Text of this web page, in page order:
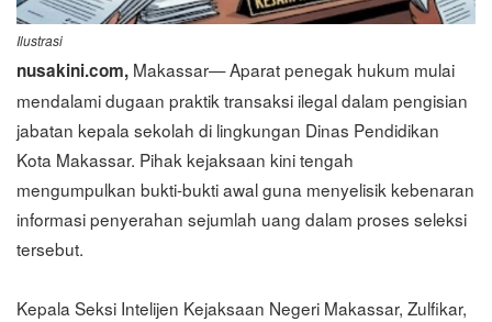
Ilustrasi
nusakini.com, Makassar— Aparat penegak hukum mulai
mendalami dugaan praktik transaksi ilegal dalam pengisian
jabatan kepala sekolah di lingkungan Dinas Pendidikan
Kota Makassar. Pihak kejaksaan kini tengah
mengumpulkan bukti-bukti awal guna menyelisik kebenaran
informasi penyerahan sejumlah uang dalam proses seleksi
tersebut.
Kepala Seksi Intelijen Kejaksaan Negeri Makassar, Zulfikar,